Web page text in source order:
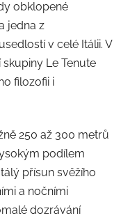
obklopené
jedna z
v celé Itálii. V
Le Tenute
filozofii i
250 až 300 metrů
podílem
přísun svěžího
a nočními
dozrávání